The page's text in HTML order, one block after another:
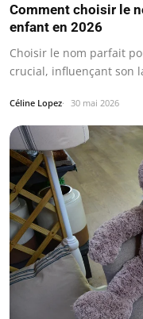
Comment choisir le
enfant en 2026
Choisir le nom parfait
crucial, influençant son
Céline Lopez 30 mai 2026